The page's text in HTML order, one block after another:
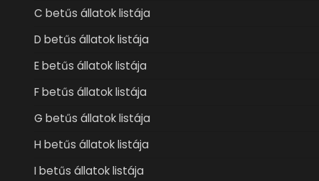
C betűs állatok listája
D betűs állatok listája
E betűs állatok listája
F betűs állatok listája
G betűs állatok listája
H betűs állatok listája
I betűs állatok listája